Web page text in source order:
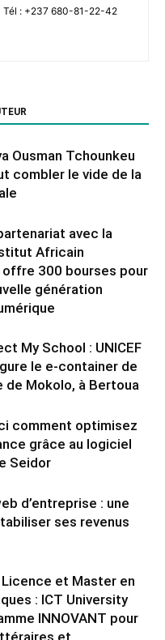
Tél : +237 680-81-22-42
Ousman Tchounkeu
combler le vide de la
avec la
Africain
offre 300 bourses pour
génération
My School : UNICEF
le e-container de
de Mokolo, à Bertoua
comment optimisez
grâce au logiciel
Seidor
d’entreprise : une
ses revenus
et Master en
: ICT University
INNOVANT pour
et